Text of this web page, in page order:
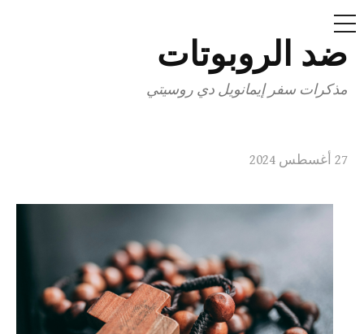
انتقل
إلى
المحتوى
ضد الروبوتات
مذكرات سفر إيمانويل دي روسيتي
قائمة
طعام
27 أغسطس 2024